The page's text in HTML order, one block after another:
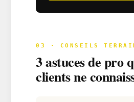
03 · CONSEILS
3 astuces de pro
clients ne